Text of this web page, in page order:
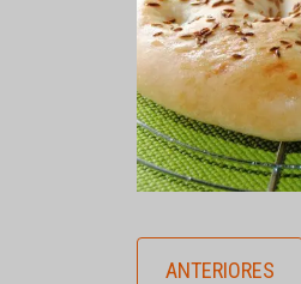
ANTERIORES